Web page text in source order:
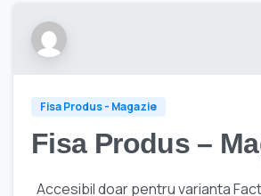
Fisa Produs - Magazie
Fisa Produs –
Accesibil doar pentru varianta